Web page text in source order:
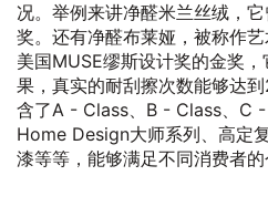
况。举例来讲净醛米兰丝绒，
奖。还有净醛布莱娅，被称作
美国MUSE缪斯设计奖的金奖
果，真实的耐刮擦次数能够达
含了A - Class、B - Class、C
Home Design大师系列、高定
漆等等，能够满足不同消费者的